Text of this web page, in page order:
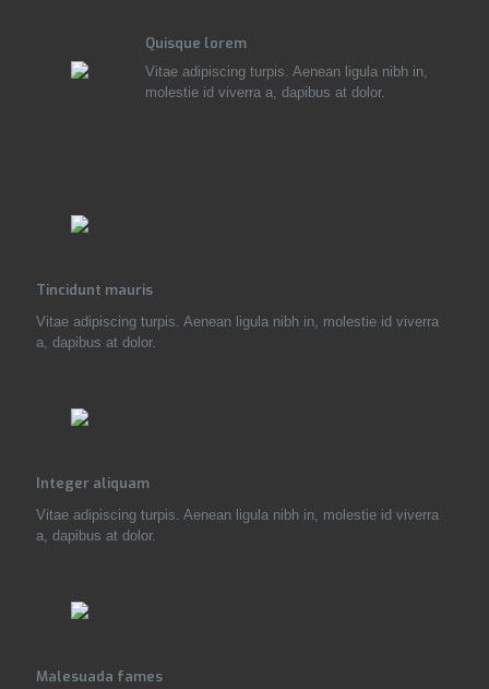
Quisque lorem
Vitae adipiscing turpis. Aenean ligula nibh in,
molestie id viverra a, dapibus at dolor.
Tincidunt mauris
Vitae adipiscing turpis. Aenean ligula nibh in, molestie id viverra
a, dapibus at dolor.
Integer aliquam
Vitae adipiscing turpis. Aenean ligula nibh in, molestie id viverra
a, dapibus at dolor.
Malesuada fames